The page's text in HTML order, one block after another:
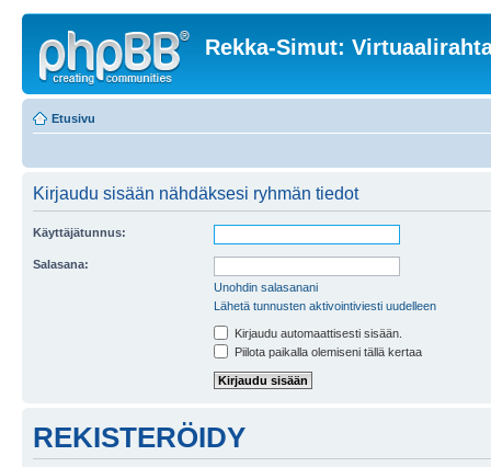
Rekka-Simut:
Etusivu
Kirjaudu sisään nähdäksesi ryhmän tiedot
Käyttäjätunnus:
Salasana:
Unohdin salasanani
Lähetä tunnusten aktivointiviesti uudelleen
Kirjaudu automaattisesti sisään.
Piilota paikalla olemiseni tällä kertaa
REKISTERÖIDY